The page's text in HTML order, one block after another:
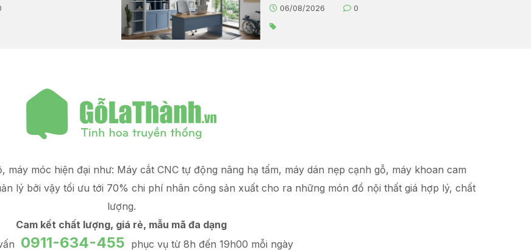
06/08/2026 0
móc hiện đại như: Máy cắt CNC tự động nâng hạ tấm, máy dán nẹp cạnh gỗ, máy khoan cam
lý bởi vậy tối ưu tới 70% chi phí nhân công sản xuấtcho ra những món đồ nội thất giá hợp lý, chất
lượng.
Cam kết chất lượng, giá rẻ, mẫu mã đa dạng
0911-634-455 phục vụ từ 8h đến 19h00 mỗi ngày